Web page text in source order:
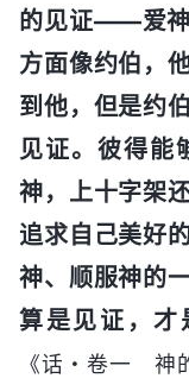
的见证——爱神
方面像约伯，
到他，但是约
见证。彼得能
神，上十字架
追求自己美好
神、顺服神的
算是见证，才
《话・卷一 神